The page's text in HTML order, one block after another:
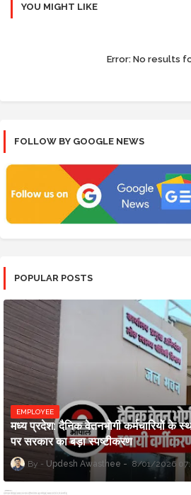
YOU MIGHT LIKE
Error: No results
FOLLOW BY GOOGLE NEWS
POPULAR POSTS
EMPLOYEE
मध्य प्रदेश: दैनिक वेतनभोगी कर्मचारियों के
पर सरकार का बड़ा स्पष्टीकरण
Updesh Awasthee 8/01/2026